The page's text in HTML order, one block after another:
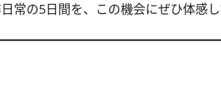
常の5日間を、この機会にぜひ体感し